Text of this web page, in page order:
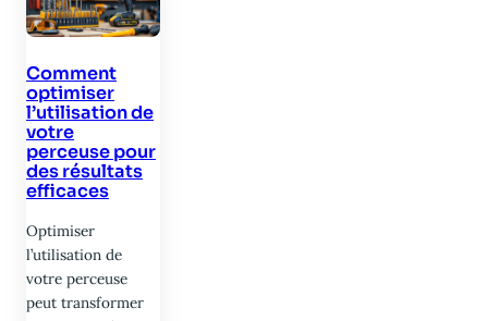
Comment
optimiser
l’utilisation de
votre
perceuse pour
des résultats
efficaces
Optimiser
l’utilisation de
votre perceuse
peut transformer